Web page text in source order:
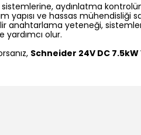
sistemlerine, aydınlatma
yapısı ve hassas mühendisliği
anahtarlama yeteneği,
olur.
Schneider 24V DC 7.5kW